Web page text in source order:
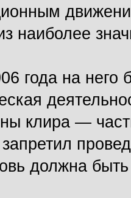
наиболее
года на
клира —
должна